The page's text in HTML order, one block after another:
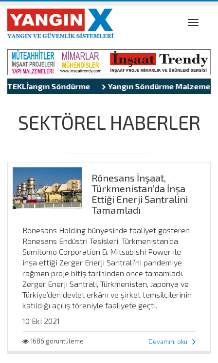
Toggle
TEKLİFLER
Söndürme Yangın Söndürme Malzemeleri
SEKTÖREL HABERLER
Rönesans İnşaat,
Türkmenistan’da İnşa
Ettiği Enerji Santralini
Tamamladı
Rönesans Holding bünyesinde faaliyet gösteren
Rönesans Endüstri Tesisleri, Türkmenistan’da
Sumitomo Corporation & Mitsubishi Power ile
inşa ettiği Zerger Enerji Santrali’ni pandemiye
rağmen proje bitiş tarihinden önce tamamladı.
Zerger Enerji Santrali, Türkmenistan, Japonya ve
Türkiye’den devlet erkânı ve şirket temsilcilerinin
katıldığı açılış töreniyle faaliyete geçti.
10 Eki 2021
1686 görüntüleme Devamını oku